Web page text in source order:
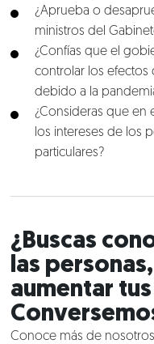
¿Aprueba o
ministros del
¿Confías que el
controlar los efectos
debido a la
¿Consideras que en
los intereses de los
particulares?
¿Buscas
las
aumentar
Conoce más de